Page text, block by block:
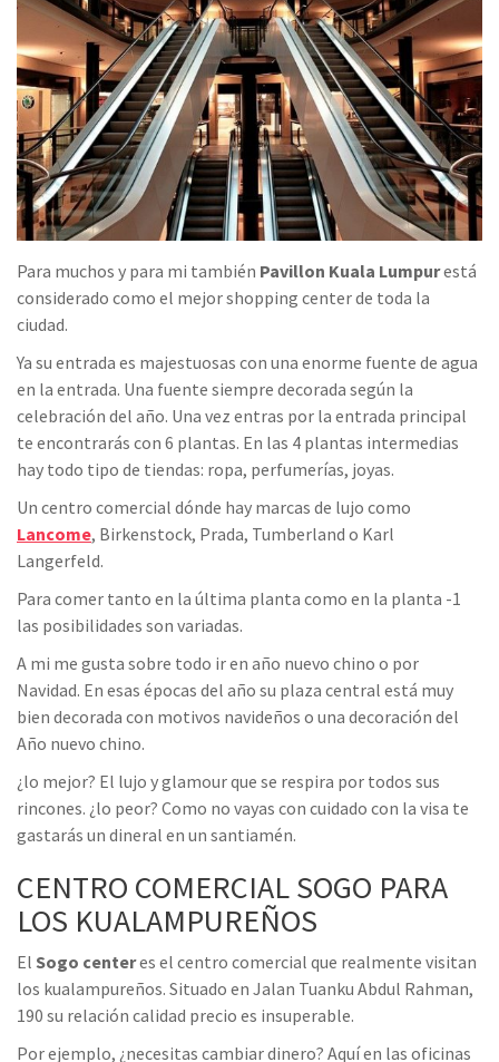
Para muchos y para mi también Pavillon Kuala Lumpurestá
considerado como el mejor shopping center de toda la
ciudad.
Ya su entrada es majestuosas con una enorme fuente de agua
en la entrada. Una fuente siempre decorada según la
celebración del año. Una vez entras por la entrada principal
te encontrarás con 6 plantas. En las 4 plantas intermedias
hay todo tipo de tiendas: ropa, perfumerías, joyas.
Un centro comercial dónde hay marcas de lujo como
Lancome, Birkenstock, Prada, Tumberland o Karl
Langerfeld.
Para comer tanto en la última planta como en la planta -1
las posibilidades son variadas.
A mi me gusta sobre todo ir en año nuevo chino o por
Navidad. En esas épocas del año su plaza central está muy
bien decorada con motivos navideños o una decoración del
Año nuevo chino.
¿lo mejor? El lujo y glamour que se respira por todos sus
rincones. ¿lo peor? Como no vayas con cuidado con la visa te
gastarás un dineral en un santiamén.
CENTRO COMERCIAL SOGO PARA
LOS KUALAMPUREÑOS
El Sogo centeres el centro comercial que realmente visitan
los kualampureños. Situado en Jalan Tuanku Abdul Rahman,
190 su relación calidad precio es insuperable.
Por ejemplo, ¿necesitas cambiar dinero? Aquí en las oficinas